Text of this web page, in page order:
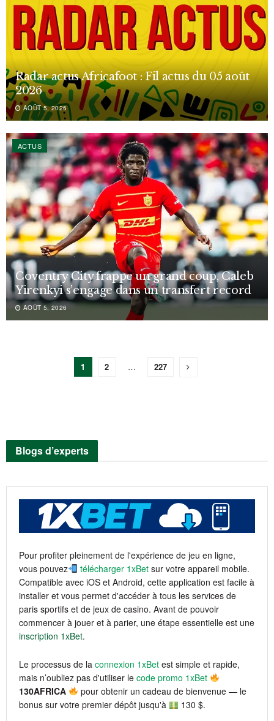
Radar actus Africafoot : Fil actus du 05 août
2026
AOÛT 5, 2026
ACTUS
Coventry City frappe un grand coup, Caleb
Yirenkyi s’engage dans un transfert record
AOÛT 5, 2026
1 2 … 227
Blogs d’experts
Pour profiter pleinement de l'expérience de jeu en ligne,
vous pouvez
télécharger 1xBet sur votre appareil mobile.
Compatible avec iOS et Android, cette application est facile à
installer et vous permet d'accéder à tous les services de
paris sportifs et de jeux de casino. Avant de pouvoir
commencer à jouer et à parier, une étape essentielle est une
inscription 1xBet.
Le processus de la connexion 1xBet est simple et rapide,
mais n’oubliez pas d'utiliser le code promo 1xBet
130AFRICA
pour obtenir un cadeau de bienvenue — le
bonus sur votre premier dépôt jusqu'à
130 $.